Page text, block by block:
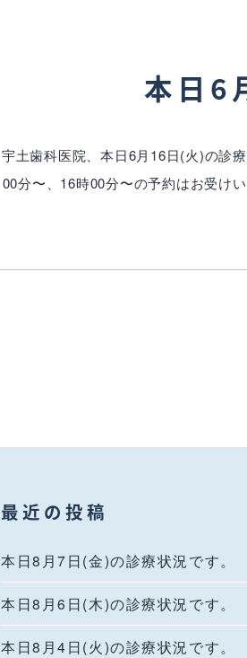
本日6
宇土歯科医院、本日6月16日(火)の診
00分〜、16時00分〜の予約はお受け
最近の投稿
本日8月7日(金)の診療状況です。
本日8月6日(木)の診療状況です。
本日8月4日(火)の診療状況です。